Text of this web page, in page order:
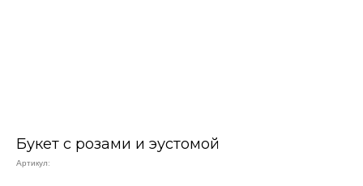
Букет с розами и эустомой
Артикул: